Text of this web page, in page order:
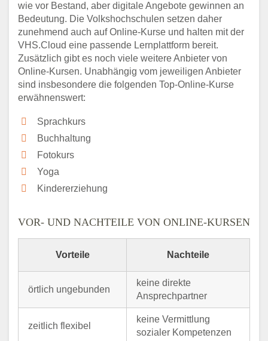
wie vor Bestand, aber digitale Angebote gewinnen an
Bedeutung. Die Volkshochschulen setzen daher
zunehmend auch auf Online-Kurse und halten mit der
VHS.Cloud eine passende Lernplattform bereit.
Zusätzlich gibt es noch viele weitere Anbieter von
Online-Kursen. Unabhängig vom jeweiligen Anbieter
sind insbesondere die folgenden Top-Online-Kurse
erwähnenswert:
Sprachkurs
Buchhaltung
Fotokurs
Yoga
Kindererziehung
VOR- UND NACHTEILE VON ONLINE-KURSEN
Vorteile Nachteile
örtlich ungebunden
keine direkte
Ansprechpartner
zeitlich flexibel
keine Vermittlung
sozialer Kompetenzen